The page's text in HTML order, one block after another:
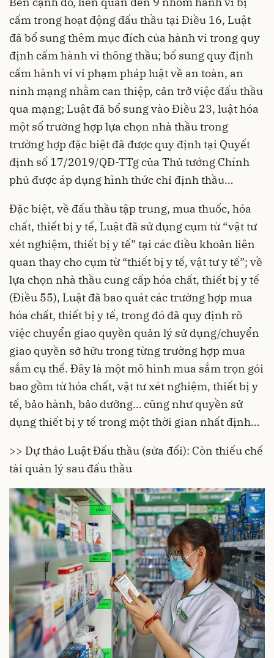
cấm trong hoạt động đấu thầu tại Điều 16, Luật
đã bổ sung thêm mục đích của hành vi trong quy
định cấm hành vi thông thầu; bổ sung quy định
cấm hành vi vi phạm pháp luật về an toàn, an
ninh mạng nhằm can thiệp, cản trở việc đấu thầu
qua mạng; Luật đã bổ sung vào Điều 23, luật hóa
một số trường hợp lựa chọn nhà thầu trong
trường hợp đặc biệt đã được quy định tại Quyết
định số 17/2019/QĐ-TTg của Thủ tướng Chính
phủ được áp dụng hình thức chỉ định thầu…
Đặc biệt, về đấu thầu tập trung, mua thuốc, hóa
chất, thiết bị y tế, Luật đã sử dụng cụm từ “vật tư
xét nghiệm, thiết bị y tế” tại các điều khoản liên
quan thay cho cụm từ “thiết bị y tế, vật tư y tế”; về
lựa chọn nhà thầu cung cấp hóa chất, thiết bị y tế
(Điều 55), Luật đã bao quát các trường hợp mua
hóa chất, thiết bị y tế, trong đó đã quy định rõ
việc chuyển giao quyền quản lý sử dụng/chuyển
giao quyền sở hữu trong từng trường hợp mua
sắm cụ thể. Đây là một mô hình mua sắm trọn gói
bao gồm từ hóa chất, vật tư xét nghiệm, thiết bị y
tế, bảo hành, bảo dưỡng… cũng như quyền sử
dụng thiết bị y tế trong một thời gian nhất định…
>> Dự thảo Luật Đấu thầu (sửa đổi): Còn thiếu chế
tài quản lý sau đấu thầu